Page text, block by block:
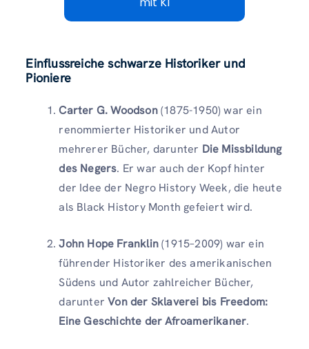
Einflussreiche schwarze Historiker und
Pioniere
Carter G. Woodson(1875-1950) war ein
renommierter Historiker und Autor
mehrerer Bücher, darunter Die Missbildung
des Negers. Er war auch der Kopf hinter
der Idee der Negro History Week, die heute
als Black History Month gefeiert wird.
John Hope Franklin(1915–2009) war ein
führender Historiker des amerikanischen
Südens und Autor zahlreicher Bücher,
darunterVon der Sklaverei bis Freedom:
Eine Geschichte der Afroamerikaner.